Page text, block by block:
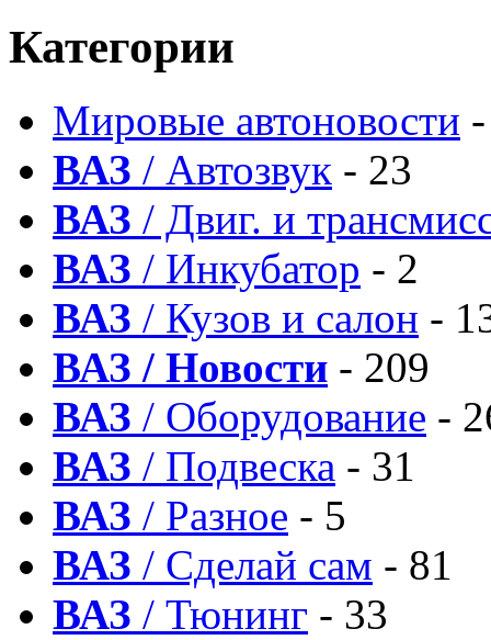
Категории
Мировые автоновости
ВАЗ / Автозвук - 23
ВАЗ / Двиг. и
ВАЗ / Инкубатор - 2
ВАЗ / Кузов и салон -
ВАЗ / Новости - 209
ВАЗ / Оборудование -
ВАЗ / Подвеска - 31
ВАЗ / Разное - 5
ВАЗ / Сделай сам - 81
ВАЗ / Тюнинг - 33